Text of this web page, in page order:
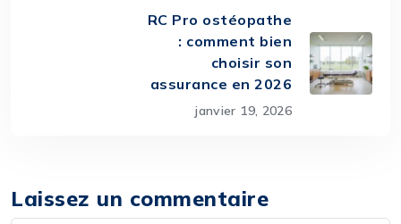
RC Pro ostéopathe
: comment bien
choisir son
assurance en 2026
janvier 19, 2026
Laissez un commentaire